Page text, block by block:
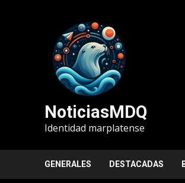
NoticiasMDQ
Identidad marplatense
GENERALES DESTACADAS